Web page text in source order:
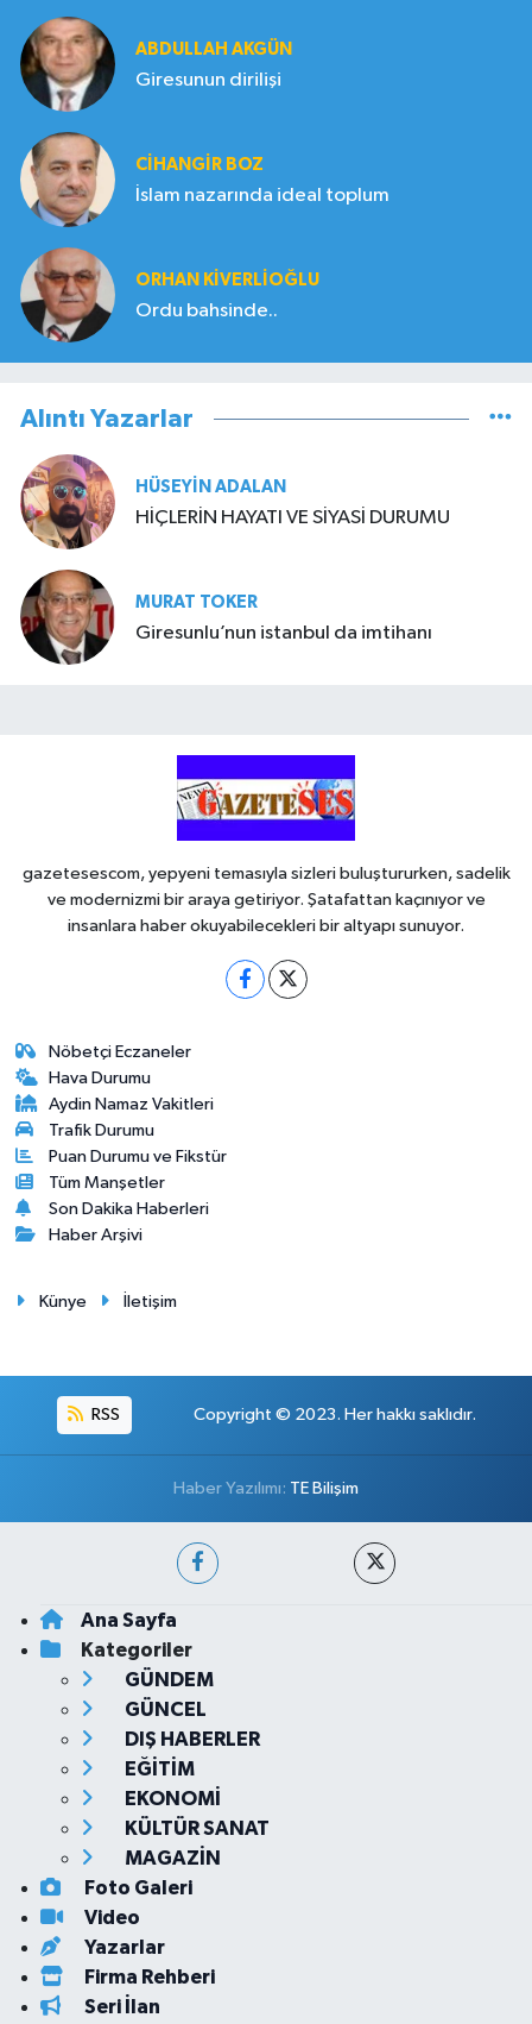
ABDULLAH AKGÜN
Giresunun dirilişi
CIHANGIR BOZ
İslam nazarında ideal toplum
ORHAN KIVERLIOĞLU
Ordu bahsinde..
Alıntı Yazarlar
HÜSEYIN ADALAN
HİÇLERİN HAYATI VE SİYASİ DURUMU
MURAT TOKER
Giresunlu’nun istanbul da imtihanı
gazetesescom, yepyeni temasıyla sizleri buluştururken, sadelik
ve modernizmi bir araya getiriyor. Şatafattan kaçınıyor ve
insanlara haber okuyabilecekleri bir altyapı sunuyor.
Nöbetçi Eczaneler
Hava Durumu
Aydin Namaz Vakitleri
Trafik Durumu
Puan Durumu ve Fikstür
Tüm Manşetler
Son Dakika Haberleri
Haber Arşivi
Künye İletişim
RSS Copyright © 2023. Her hakkı saklıdır.
Haber Yazılımı: TE Bilişim
Ana Sayfa
Kategoriler
GÜNDEM
GÜNCEL
DIŞ HABERLER
EĞİTİM
EKONOMİ
KÜLTÜR SANAT
MAGAZİN
Foto Galeri
Video
Yazarlar
Firma Rehberi
Seri İlan